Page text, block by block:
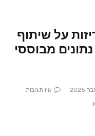
על שיתוף
מבוססי
אין תגובות